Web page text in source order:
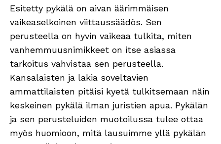
Esitetty pykälä on aivan äärimmäisen
vaikeaselkoinen viittaussäädös. Sen
perusteella on hyvin vaikeaa tulkita, miten
vanhemmuusnimikkeet on itse asiassa
tarkoitus vahvistaa sen perusteella.
Kansalaisten ja lakia soveltavien
ammattilaisten pitäisi kyetä tulkitsemaan näin
keskeinen pykälä ilman juristien apua. Pykälän
ja sen perusteluiden muotoilussa tulee ottaa
myös huomioon, mitä lausuimme yllä pykälän